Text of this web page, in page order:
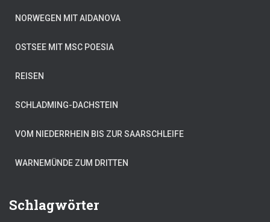
NORWEGEN MIT AIDANOVA
OSTSEE MIT MSC POESIA
REISEN
SCHLADMING-DACHSTEIN
VOM NIEDERRHEIN BIS ZUR SAARSCHLEIFE
WARNEMÜNDE ZUM DRITTEN
Schlagwörter